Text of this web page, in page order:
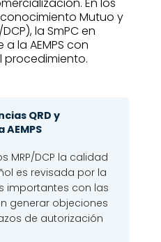
En los
Mutuo y
la SmPC en
la AEMPS con
procedimiento.
QRD y
MRP/DCP la calidad
es revisada por la
importantes con las
generar objeciones
de autorización